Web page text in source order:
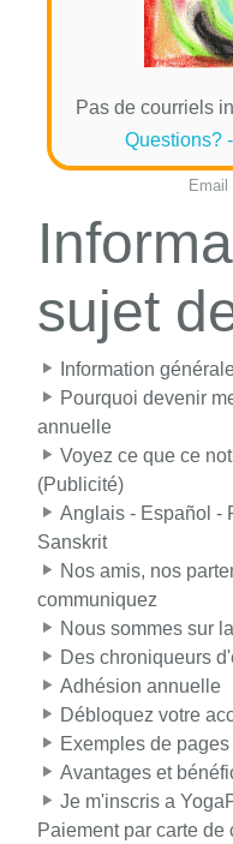
Pas de courriels
Questions?
Email
sujet
Information
Pourquoi devenir
annuelle
Voyez ce que ce
(Publicité)
Anglais - Español -
Sanskrit
Nos amis, nos
communiquez
Nous sommes sur
Des chroniqueurs
Adhésion annuelle
Débloquez votre
Exemples de
Avantages et
Je m'inscris a
Paiement par carte de